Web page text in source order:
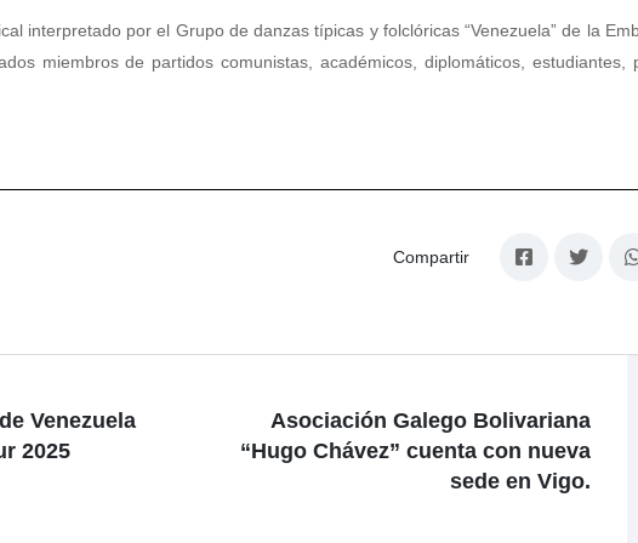
interpretado por el Grupo de danzas típicas y folclóricas “Venezuela” de la
miembros de partidos comunistas, académicos, diplomáticos, estudiantes,
Compartir
Venezuela
2025
Asociación Galego Bolivariana
“Hugo Chávez” cuenta con nueva
sede en Vigo.